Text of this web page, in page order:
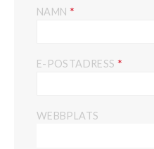
NAMN *
E-POSTADRESS *
WEBBPLATS